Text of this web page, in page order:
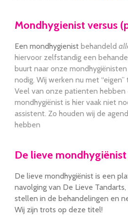
Mondhygienist versus
Een mondhygienist behandeld
hiervoor zelfstandig een
buurt naar onze
nodig. Wij werken nu met
Veel van onze patienten hebben
mondhygiënist is hier vaak niet
assistent. Zo houden wij de
hebben
De lieve mondhygiënist
De lieve mondhygiënist is een
navolging van De Lieve
stellen in de behandelingen en
Wij zijn trots op deze titel!